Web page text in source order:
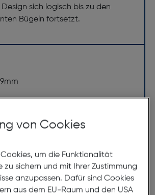
sich logisch bis zu den
Bügeln fortsetzt.
139mm
von Cookies
um die Funktionalität
zu sichern und mit Ihrer Zustimmung
anzupassen. Dafür sind Cookies
aus dem EU-Raum und den USA